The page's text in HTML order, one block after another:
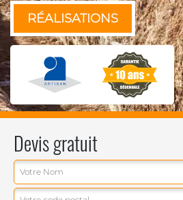
RÉALISATIONS
Devis gratuit